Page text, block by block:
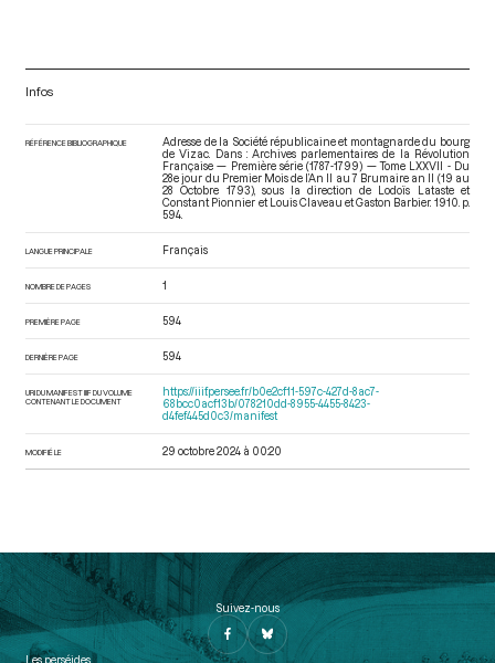
Infos
RÉFÉRENCE BIBLIOGRAPHIQUE
Adresse de la Société républicaine et montagnarde du bourg
de Vizac. Dans : Archives parlementaires de la Révolution
Française — Première série (1787-1799) — Tome LXXVII - Du
28e jour du Premier Mois de l’An II au 7 Brumaire an II (19 au
28 Octobre 1793), sous la direction de Lodoïs Lataste et
Constant Pionnier et Louis Claveau et Gaston Barbier. 1910. p.
594.
LANGUE PRINCIPALE Français
NOMBRE DE PAGES 1
PREMIÈRE PAGE 594
DERNIÈRE PAGE 594
URI DU MANIFEST IIIF DU VOLUME
CONTENANT LE DOCUMENT
https://iiif.persee.fr/b0e2cf11-597c-427d-8ac7-
68bcc0acf13b/078210dd-8955-4455-8423-
d4fef445d0c3/manifest
MODIFIÉ LE 29 octobre 2024 à 00:20
Suivez-nous
Les perséides